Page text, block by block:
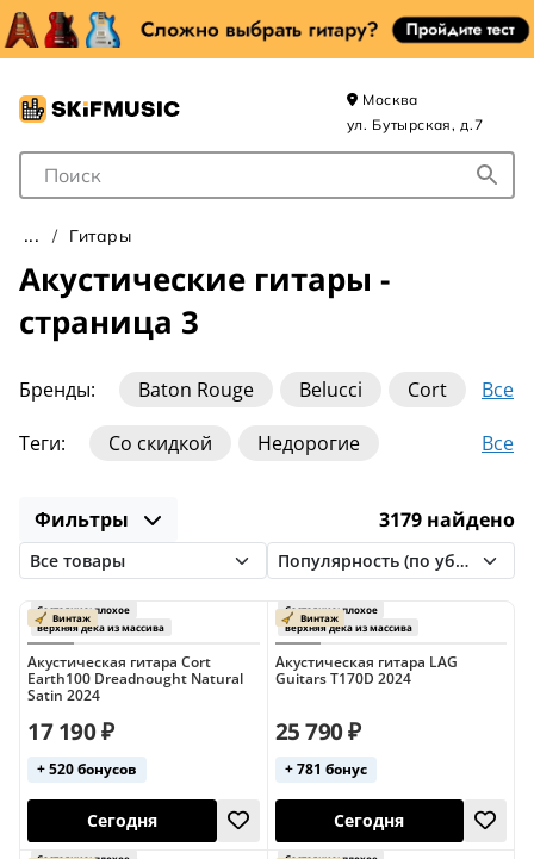
Поле для Поиска
Москва
ул. Бутырская, д.7
Гитары
Акустические гитары -
страница 3
Бренды: Все
Baton Rouge Belucci
Cort
DeMarco
Greg Bennett
Martin
Martinez
Rockdale Sigma
Taylor
Yamaha
Теги: Все
Со скидкой
Недорогие
Из массива
С чехлом
С кейсом
Резонаторные
Auditorium
Concert
Dreadnought
Folk
Grand Auditorium
Jumbo
Parlor
Без выреза
До 20000 руб
До 30000 руб
До 40000 руб
До 6000 руб
С вырезом
Фильтры 3179 найдено
Акустическая гитара Cort
Earth100 Dreadnought Natural
Satin 2024
17 190 ₽
+ 520 бонусов
Акустическая гитара LAG
Guitars T170D 2024
25 790 ₽
+ 781 бонус